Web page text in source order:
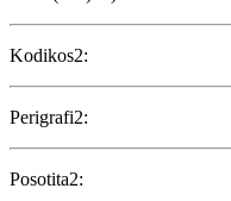
Kodikos2:
Perigrafi2:
Posotita2: